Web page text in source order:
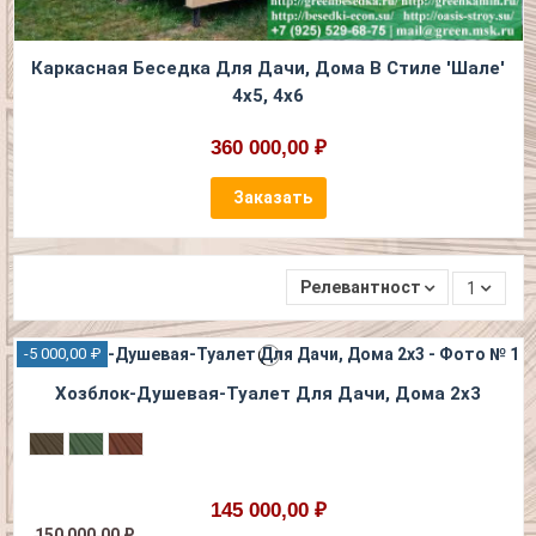
Каркасная Беседка Для Дачи, Дома В Стиле 'Шале'
4х5, 4х6
360 000,00 ₽
Заказать
Релевантность 1
-5 000,00 ₽
Хозблок-Душевая-Туалет Для Дачи, Дома 2х3
145 000,00 ₽